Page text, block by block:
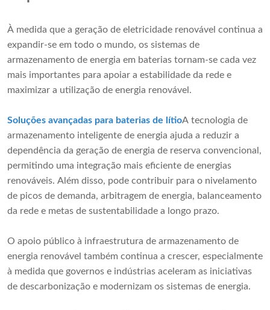
À medida que a geração de eletricidade renovável continua a
expandir-se em todo o mundo, os sistemas de
armazenamento de energia em baterias tornam-se cada vez
mais importantes para apoiar a estabilidade da rede e
maximizar a utilização de energia renovável.
Soluções avançadas para baterias de lítioA tecnologia de
armazenamento inteligente de energia ajuda a reduzir a
dependência da geração de energia de reserva convencional,
permitindo uma integração mais eficiente de energias
renováveis. Além disso, pode contribuir para o nivelamento
de picos de demanda, arbitragem de energia, balanceamento
da rede e metas de sustentabilidade a longo prazo.
O apoio público à infraestrutura de armazenamento de
energia renovável também continua a crescer, especialmente
à medida que governos e indústrias aceleram as iniciativas
de descarbonização e modernizam os sistemas de energia.